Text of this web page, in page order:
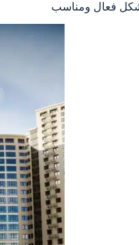
فعال ومناسب